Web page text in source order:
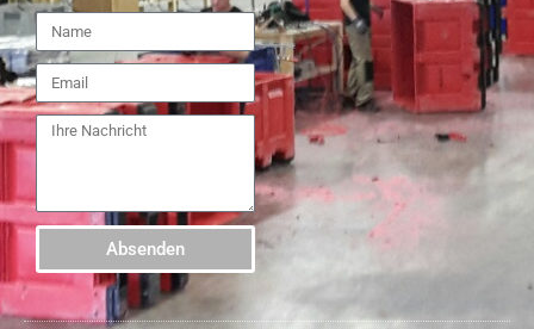
Absenden